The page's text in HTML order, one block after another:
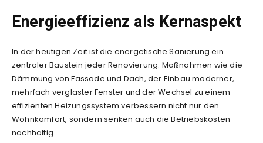
Energieeffizienz als Kernaspekt
In der heutigen Zeit ist die energetische Sanierung ein
zentraler Baustein jeder Renovierung. Maßnahmen wie die
Dämmung von Fassade und Dach, der Einbau moderner,
mehrfach verglaster Fenster und der Wechsel zu einem
effizienten Heizungssystem verbessern nicht nur den
Wohnkomfort, sondern senken auch die Betriebskosten
nachhaltig.